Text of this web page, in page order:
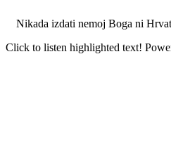
Nikada izdati nemoj Boga ni
Click to listen highlighted text!